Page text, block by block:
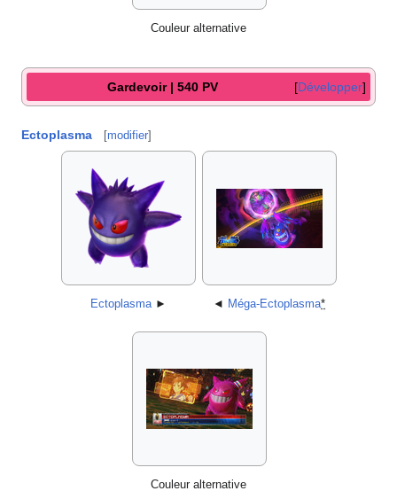
Couleur alternative
Développer
Gardevoir | 540 PV
Ectoplasma [modifier]
Ectoplasma► ◄ Méga-Ectoplasma*
Couleur alternative